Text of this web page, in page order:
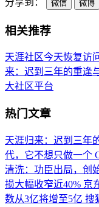
微信 微博
相关推荐
天涯社区今天恢复访
来：迟到三年的重逢
大社区平台
热门文章
天涯归来：迟到三年
代，它不想只做一个
清洗：功臣出局，创
损大幅收窄近40% 京
数从3亿将增至5亿 搜